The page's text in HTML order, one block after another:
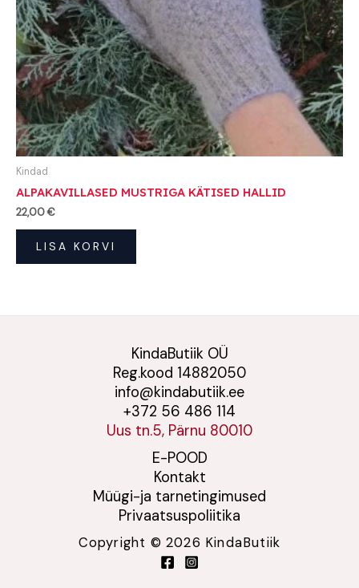
Kindad
ALPAKAVILLASED MUSTRIGA KÄTISED HALLID
22,00€
LISA KORVI
KindaButiik OÜ
Reg.kood 14882050
info@kindabutiik.ee
+372 56 486 114
Uus tn.5, Pärnu 80010
E-POOD
Kontakt
Müügi-ja tarnetingimused
Privaatsuspoliitika
Copyright © 2026 KindaButiik